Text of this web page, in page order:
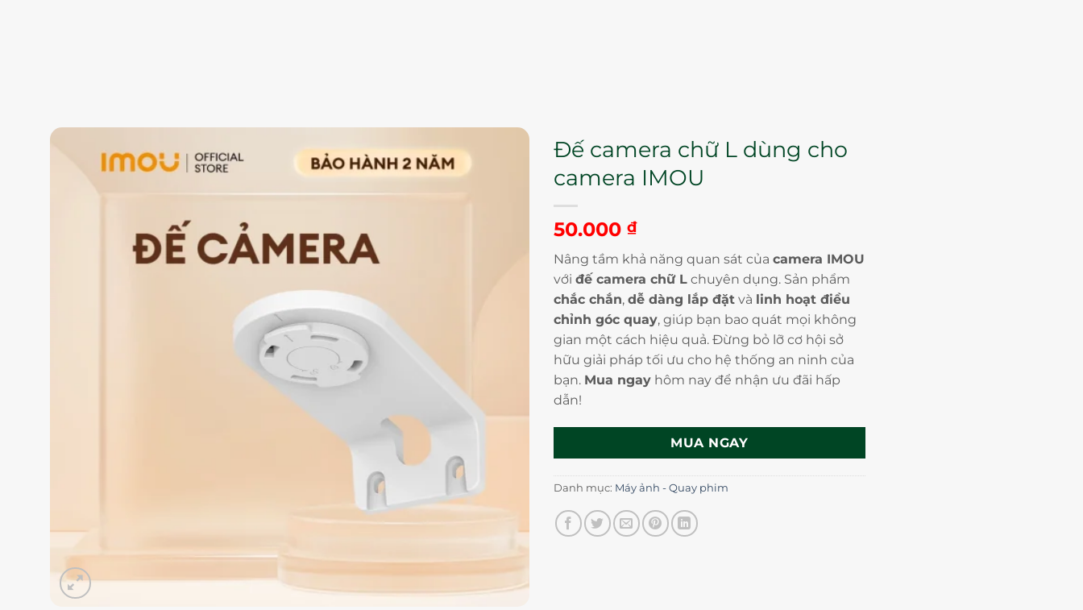
Đế camera chữ L dùng cho
camera IMOU
50.000 ₫
Nâng tầm khả năng quan sát của camera IMOU
với đế camera chữ L chuyên dụng. Sản phẩm
chắc chắn, dễ dàng lắp đặt và linh hoạt điều
chỉnh góc quay, giúp bạn bao quát mọi không
gian một cách hiệu quả. Đừng bỏ lỡ cơ hội sở
hữu giải pháp tối ưu cho hệ thống an ninh của
bạn. Mua ngay hôm nay để nhận ưu đãi hấp
dẫn!
MUA NGAY
Danh mục: Máy ảnh - Quay phim